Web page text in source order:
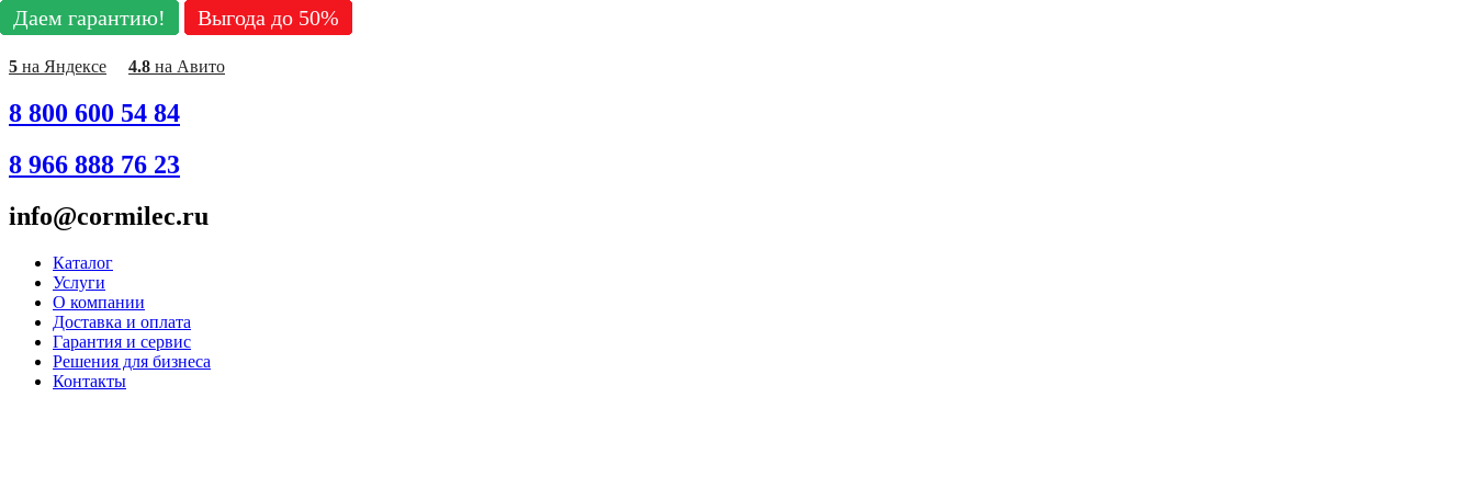
Перейти
к
содержимому
5 на Яндексе 4.8 на Авито
8 800 600 54 84
8 966 888 76 23
info@cormilec.ru
Каталог
Услуги
О компании
Доставка и оплата
Гарантия и сервис
Решения для бизнеса
Контакты
Даем гарантию! Выгода до 50%
Даем гарантию! Выгода до 50%
Даем гарантию! Выгода до 50%
Даем гарантию! Выгода до 50%
Даем гарантию! Выгода до 50%
Даем гарантию! Выгода до 50%
Даем гарантию! Выгода до 50%
Даем гарантию! Выгода до 50%
Даем гарантию! Выгода до 50%